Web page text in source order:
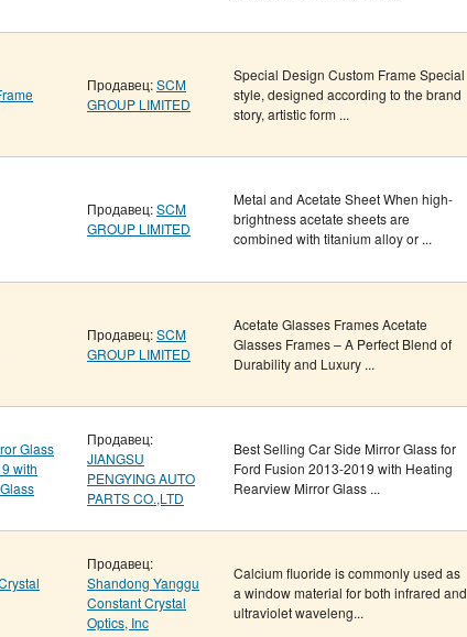
Продавец:SCM
GROUP LIMITED
Special Design Custom Frame Special
style, designed according to the brand
story, artistic form ...
Продавец:SCM
GROUP LIMITED
Metal and Acetate Sheet When high-
brightness acetate sheets are
combined with titanium alloy or ...
Продавец:SCM
GROUP LIMITED
Acetate Glasses Frames Acetate
Glasses Frames – A Perfect Blend of
Durability and Luxury ...
Glass
with
Продавец:
JIANGSU
PENGYING AUTO
PARTS CO.,LTD
Best Selling Car Side Mirror Glass for
Ford Fusion 2013-2019 with Heating
Rearview Mirror Glass ...
Продавец:
Shandong Yanggu
Constant Crystal
Optics, Inc
Calcium fluoride is commonly used as
a window material for both infrared and
ultraviolet waveleng...